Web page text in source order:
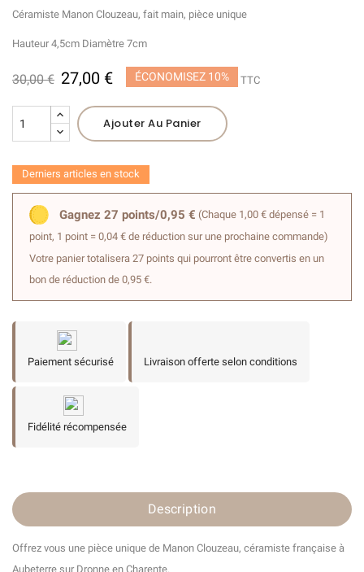
Céramiste Manon Clouzeau, fait main, pièce unique
Hauteur 4,5cm Diamètre 7cm
30,00 € 27,00 € ÉCONOMISEZ 10% TTC
Ajouter Au Panier
Derniers articles en stock
Gagnez 27 points/0,95 € (Chaque 1,00 € dépensé = 1
point, 1 point = 0,04 € de réduction sur une prochaine commande)
Votre panier totalisera 27 points qui pourront être convertis en un
bon de réduction de 0,95 €.
Paiement sécurisé Livraison offerte selon conditions
Fidélité récompensée
Description
Offrez vous une pièce unique de Manon Clouzeau, céramiste française à
Aubeterre sur Dronne en Charente.